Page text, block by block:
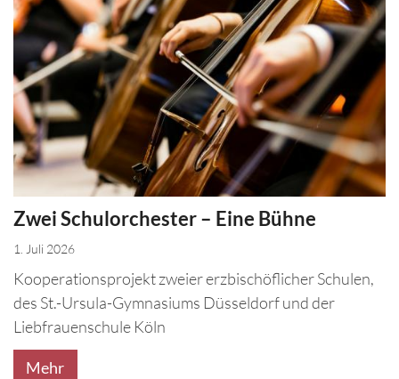
Zwei Schulorchester – Eine Bühne
1. Juli 2026
Kooperationsprojekt zweier erzbischöflicher Schulen,
des St.-Ursula-Gymnasiums Düsseldorf und der
Liebfrauenschule Köln
Mehr